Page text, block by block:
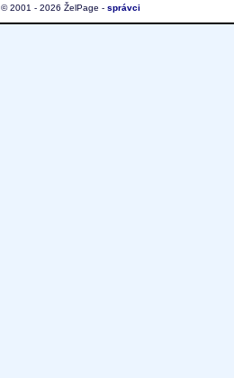
© 2001 - 2026 ŽelPage - správci